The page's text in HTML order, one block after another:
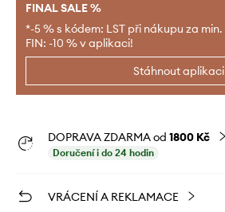
FINAL SALE %
*-5 % s kódem: LST při nákupu za
FIN: -10 % v aplikaci!
Stáhnout aplikaci
DOPRAVA ZDARMA od 1800 Kč
Doručení i do 24 hodin
VRÁCENÍ A REKLAMACE